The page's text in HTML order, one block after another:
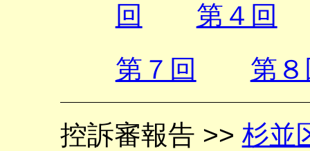
回
第４回
第７回
第
控訴審報告 >> 杉並